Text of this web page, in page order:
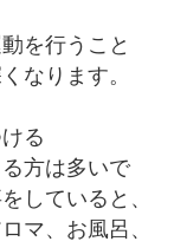
を行うこと
なります。
る
方は多いで
していると、
マ、お風呂、